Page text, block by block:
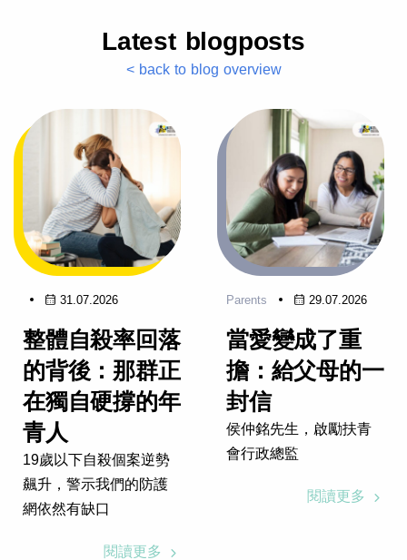
Latest blogposts
< back to blog overview
31.07.2026
整體自殺率回落
的背後：那群正
在獨自硬撐的年
青人
19歲以下自殺個案逆勢
飆升，警示我們的防護
網依然有缺口
閱讀更多
Parents 29.07.2026
當愛變成了重
擔：給父母的一
封信
侯仲銘先生，啟勵扶青
會行政總監
閱讀更多